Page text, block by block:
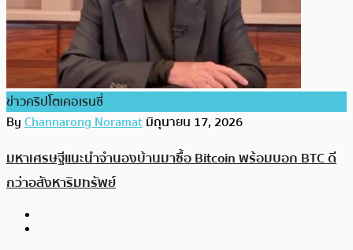
ข่าวคริปโตเคอเรนซี่
ByChannarong Noramatมิถุนายน 17, 2026
มหาเศรษฐีแนะนำจำนองบ้านมาซื้อ Bitcoin พร้อมบอก BTC ดี
กว่าอสังหาริมทรัพย์